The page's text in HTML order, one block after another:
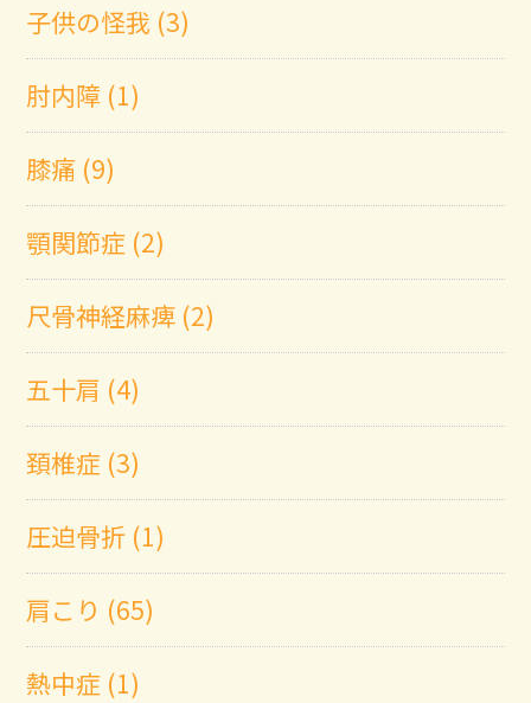
子供の怪我 (3)
肘内障 (1)
膝痛 (9)
顎関節症 (2)
尺骨神経麻痺 (2)
五十肩 (4)
頚椎症 (3)
圧迫骨折 (1)
肩こり (65)
熱中症 (1)